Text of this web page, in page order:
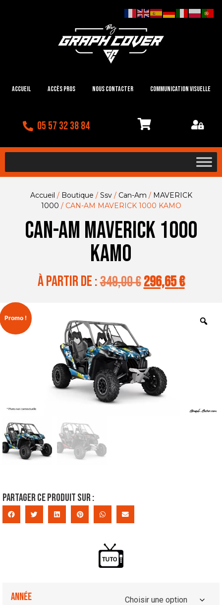
Accueil Accès Pros Nous contacter Communication visuelle
05 57 32 38 84
Accueil / Boutique / Ssv/ Can-Am / MAVERICK
1000 / CAN-AM MAVERICK 1000 KAMO
CAN-AM MAVERICK 1000
KAMO
à partir de :349,00€296,65€
Promo !
Partager ce produit sur :
Année